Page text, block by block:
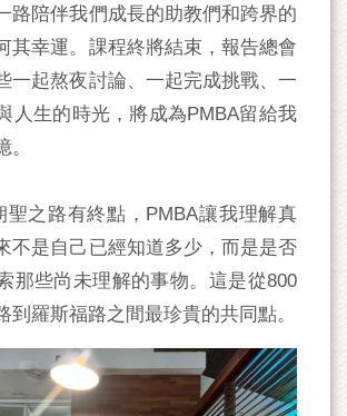
路陪伴我們成長的助教們和跨界的
其幸運。課程終將結束，報告總會
一起熬夜討論、一起完成挑戰、一
人生的時光，將成為PMBA留給我
聖之路有終點，PMBA讓我理解真
不是自己已經知道多少，而是是否
那些尚未理解的事物。這是從800
到羅斯福路之間最珍貴的共同點。